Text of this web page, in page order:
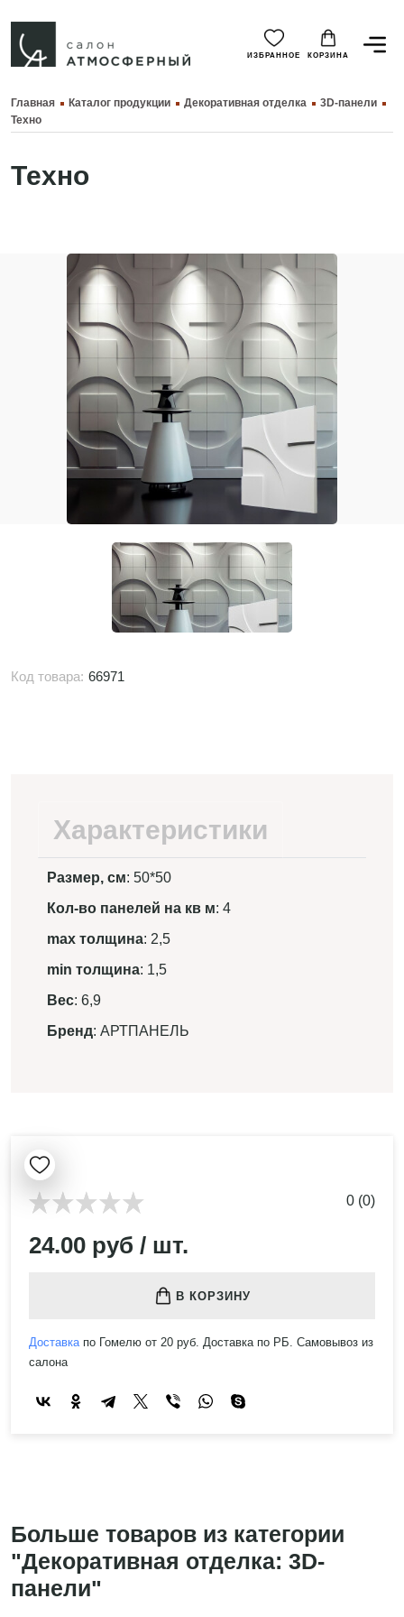
ИЗБРАННОЕ КОРЗИНА
Главная Каталог продукции Декоративная отделка
3D-панели
Техно
Техно
Код товара: 66971
Характеристики
Размер, см: 50*50
Кол-во панелей на кв м: 4
max толщина: 2,5
min толщина: 1,5
Вес: 6,9
Бренд: АРТПАНЕЛЬ
0 (0)
24.00 руб / шт.
В КОРЗИНУ
Доставкапо Гомелю от 20 руб. Доставка по РБ. Самовывоз из
салона
Больше товаров из категории
"Декоративная отделка: 3D-
панели"